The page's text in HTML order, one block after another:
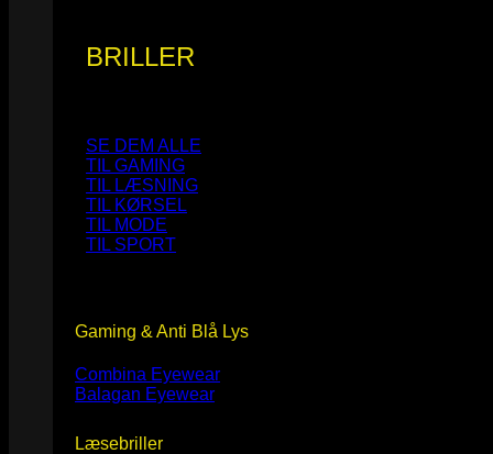
BRILLER
SE DEM ALLE
TIL GAMING
TIL LÆSNING
TIL KØRSEL
TIL MODE
TIL SPORT
Gaming & Anti Blå Lys
Combina Eyewear
Balagan Eyewear
Læsebriller